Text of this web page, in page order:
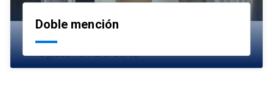
Doble mención